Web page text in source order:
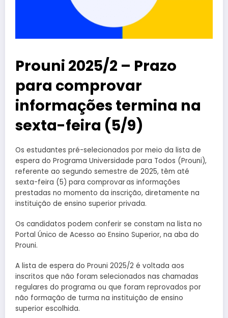
Prouni 2025/2 – Prazo
para comprovar
informações termina na
sexta-feira (5/9)
Os estudantes pré-selecionados por meio da lista de
espera do Programa Universidade para Todos (Prouni),
referente ao segundo semestre de 2025, têm até
sexta-feira (5) para comprovar as informações
prestadas no momento da inscrição, diretamente na
instituição de ensino superior privada.
Os candidatos podem conferir se constam na lista no
Portal Único de Acesso ao Ensino Superior, na aba do
Prouni.
A lista de espera do Prouni 2025/2 é voltada aos
inscritos que não foram selecionados nas chamadas
regulares do programa ou que foram reprovados por
não formação de turma na instituição de ensino
superior escolhida.